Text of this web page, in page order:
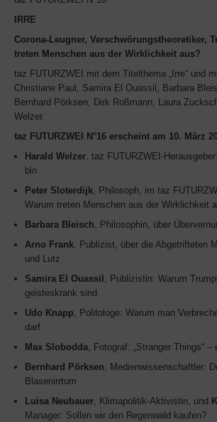
IRRE
Corona-Leugner, Verschwörungstheoretiker,
treten Menschen aus der Wirklichkeit aus?
taz FUTURZWEI mit dem Titelthema „Irre“ und
Christiane Paul, Samira El Ouassil, Barbara
Bernhard Pörksen, Dirk Roßmann, Laura
Welzer.
taz FUTURZWEI N°16 erscheint am 10. März
Harald Welzer, taz FUTURZWEI-
bin
Peter Sloterdijk, Philosoph, im taz
Warum treten Menschen aus der Wirklichkeit
Barbara Bleisch, Philosophin, über
Arno Frank, Publizist, über die Abgetrifteten
und Lutz
Samira El Ouassil , Publizistin: Warum
geisteskrank sind
Udo Knapp, Politologe: Warum man
darf
Max Slobodda, Fotograf: „Stranger Things“ –
Bernhard Pörksen, Medienwissenschaftler:
Blasenirrtum
Luisa Neubauer, Klimapolitik-Aktivistin, und
Manager: Sollen wir den Regenwald kaufen?